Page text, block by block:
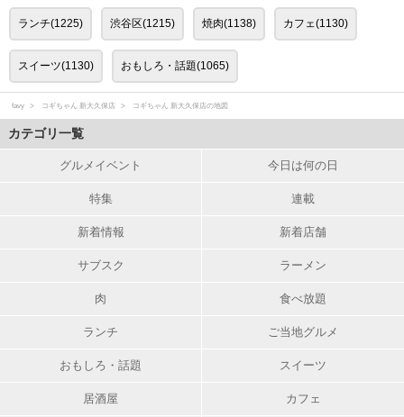
ランチ(1225) 渋谷区(1215) 焼肉(1138) カフェ(1130)
スイーツ(1130) おもしろ・話題(1065)
favy コギちゃん 新大久保店 コギちゃん 新大久保店の地図
カテゴリ一覧
グルメイベント 今日は何の日
特集 連載
新着情報 新着店舗
サブスク ラーメン
肉 食べ放題
ランチ ご当地グルメ
おもしろ・話題 スイーツ
居酒屋 カフェ